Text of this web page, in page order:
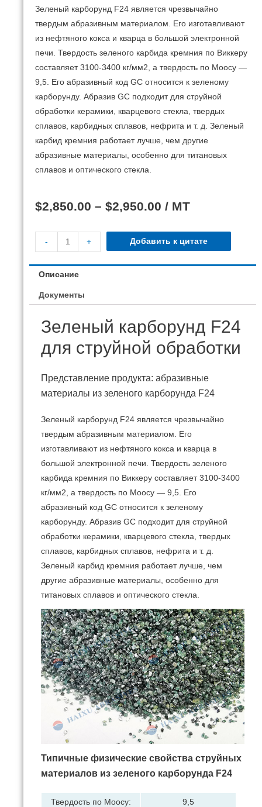
Зеленый карборунд F24 является чрезвычайно
твердым абразивным материалом. Его изготавливают
из нефтяного кокса и кварца в большой электронной
печи. Твердость зеленого карбида кремния по Виккеру
составляет 3100-3400 кг/мм2, а твердость по Моосу —
9,5. Его абразивный код GC относится к зеленому
карборунду. Абразив GC подходит для струйной
обработки керамики, кварцевого стекла, твердых
сплавов, карбидных сплавов, нефрита и т. д. Зеленый
карбид кремния работает лучше, чем другие
абразивные материалы, особенно для титановых
сплавов и оптического стекла.
$2,850.00 – $2,950.00 / MT
- + Добавить к цитате
Описание
Документы
Зеленый карборунд F24
для струйной обработки
Представление продукта: абразивные
материалы из зеленого карборунда F24
Зеленый карборунд F24 является чрезвычайно
твердым абразивным материалом. Его
изготавливают из нефтяного кокса и кварца в
большой электронной печи. Твердость зеленого
карбида кремния по Виккеру составляет 3100-3400
кг/мм2, а твердость по Моосу — 9,5. Его
абразивный код GC относится к зеленому
карборунду. Абразив GC подходит для струйной
обработки керамики, кварцевого стекла, твердых
сплавов, карбидных сплавов, нефрита и т. д.
Зеленый карбид кремния работает лучше, чем
другие абразивные материалы, особенно для
титановых сплавов и оптического стекла.
Типичные физические свойства струйных
материалов из зеленого карборунда F24
Твердость по Моосу:
9,5